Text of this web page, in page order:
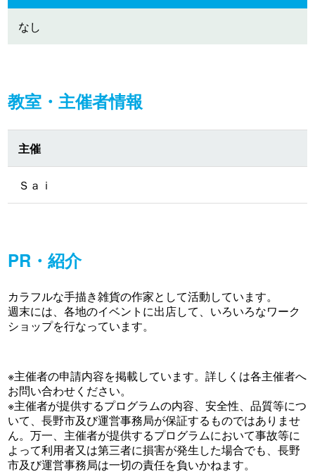
なし
教室・主催者情報
主催
Ｓａｉ
PR・紹介
カラフルな手描き雑貨の作家として活動しています。
週末には、各地のイベントに出店して、いろいろなワーク
ショップを行なっています。
※主催者の申請内容を掲載しています。詳しくは各主催者へ
お問い合わせください。
※主催者が提供するプログラムの内容、安全性、品質等につ
いて、長野市及び運営事務局が保証するものではありませ
ん。万一、主催者が提供するプログラムにおいて事故等に
よって利用者又は第三者に損害が発生した場合でも、長野
市及び運営事務局は一切の責任を負いかねます。